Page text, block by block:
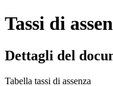
Tassi di
Dettagli del
Tabella tassi di assenza